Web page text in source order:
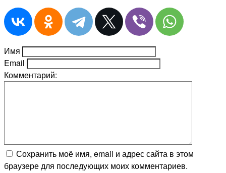
Имя
Email
Комментарий:
Сохранить моё имя, email и адрес сайта в этом
браузере для последующих моих комментариев.